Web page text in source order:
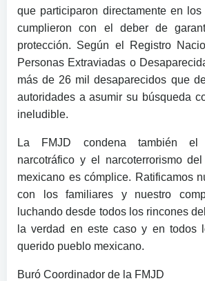
que participaron directamente en
cumplieron con el deber de
protección. Según el Registro
Personas Extraviadas o
más de 26 mil desaparecidos que
autoridades a asumir su búsqueda
ineludible.
La FMJD condena también el
narcotráfico y el narcoterrorismo
mexicano es cómplice. Ratificamos
con los familiares y nuestro
luchando desde todos los rincones
la verdad en este caso y en todos
querido pueblo mexicano.
Buró Coordinador de la FMJD